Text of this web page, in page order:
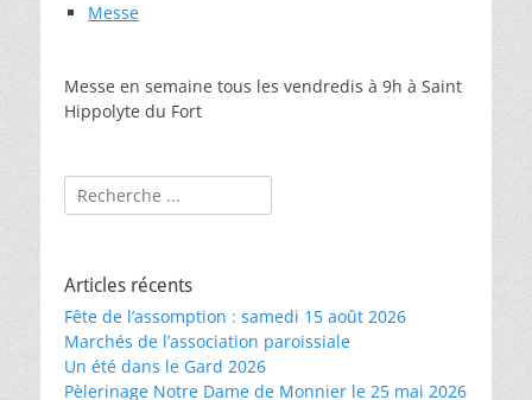
Messe
Messe en semaine tous les vendredis à 9h à Saint
Hippolyte du Fort
Rechercher :
Articles récents
Fête de l’assomption : samedi 15 août 2026
Marchés de l’association paroissiale
Un été dans le Gard 2026
Pèlerinage Notre Dame de Monnier le 25 mai 2026